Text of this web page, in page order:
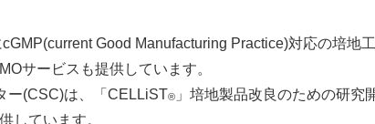
cGMP(current Good Manufacturing Practice)対応の培地
サービスも提供しています。
ー(CSC)は、「 CELLiST® 」培地製品改良のための研究
しています。